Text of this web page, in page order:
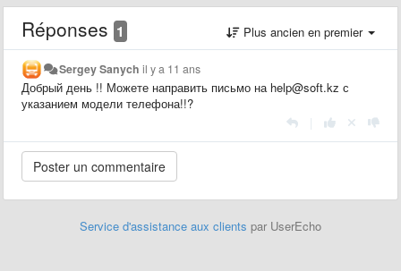
Réponses 1 Plus ancien en premier
Sergey Sanych il y a 11 ans
Добрый день !! Можете направить письмо на help@soft.kz с
указанием модели телефона!!?
Service d'assistance aux clients par UserEcho